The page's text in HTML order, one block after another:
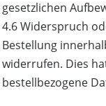
gesetzlichen
4.6 Widerspruch
Bestellung
widerrufen. Dies
bestellbezogene